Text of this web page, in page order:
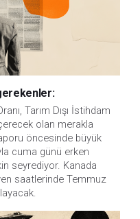
Tarım Dışı İstihdam
olan merakla
öncesinde büyük
cuma günü erken
seyrediyor. Kanada
saatlerinde Temmuz